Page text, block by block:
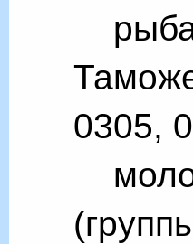
рыба
0305,